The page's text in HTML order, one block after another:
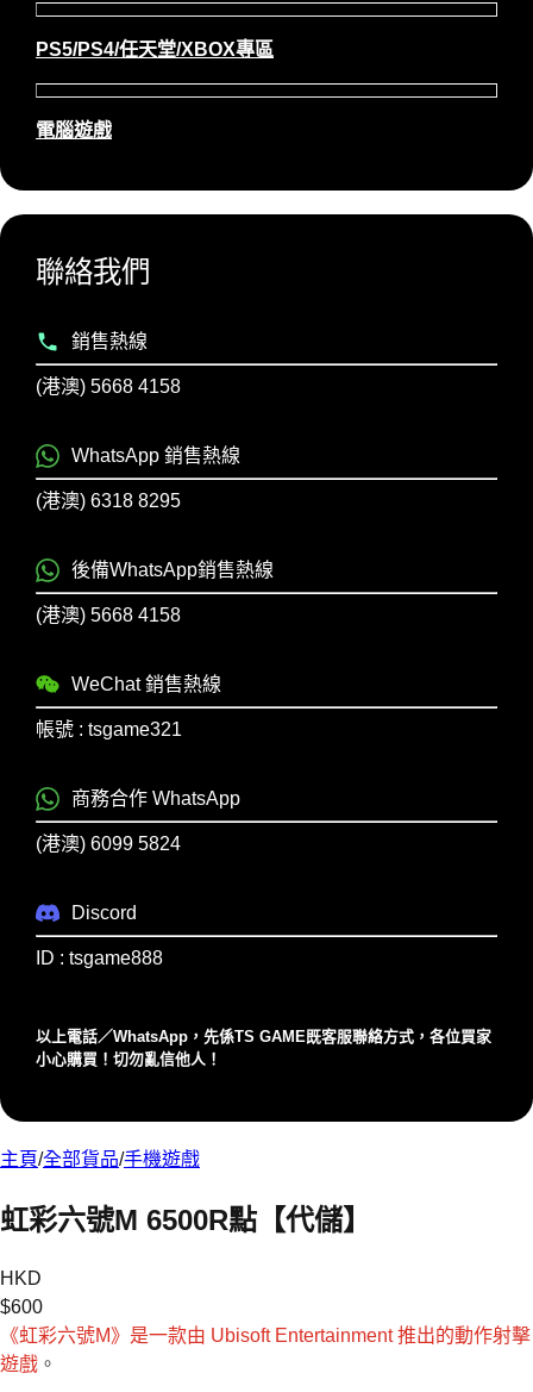
PS5/PS4/任天堂/XBOX專區
電腦遊戲
聯絡我們
銷售熱線
(港澳) 5668 4158
WhatsApp 銷售熱線
(港澳) 6318 8295
後備WhatsApp銷售熱線
(港澳) 5668 4158
WeChat 銷售熱線
帳號 : tsgame321
商務合作 WhatsApp
(港澳) 6099 5824
Discord
ID : tsgame888
以上電話／WhatsApp，先係TS GAME既客服聯絡⽅式，各位買家
⼩⼼購買！切勿亂信他⼈！
主頁/全部貨品/手機遊戲
虹彩六號M 6500R點【代儲】
HKD
$600
《虹彩六號M》是一款由 Ubisoft Entertainment 推出的動作射擊
遊戲 。